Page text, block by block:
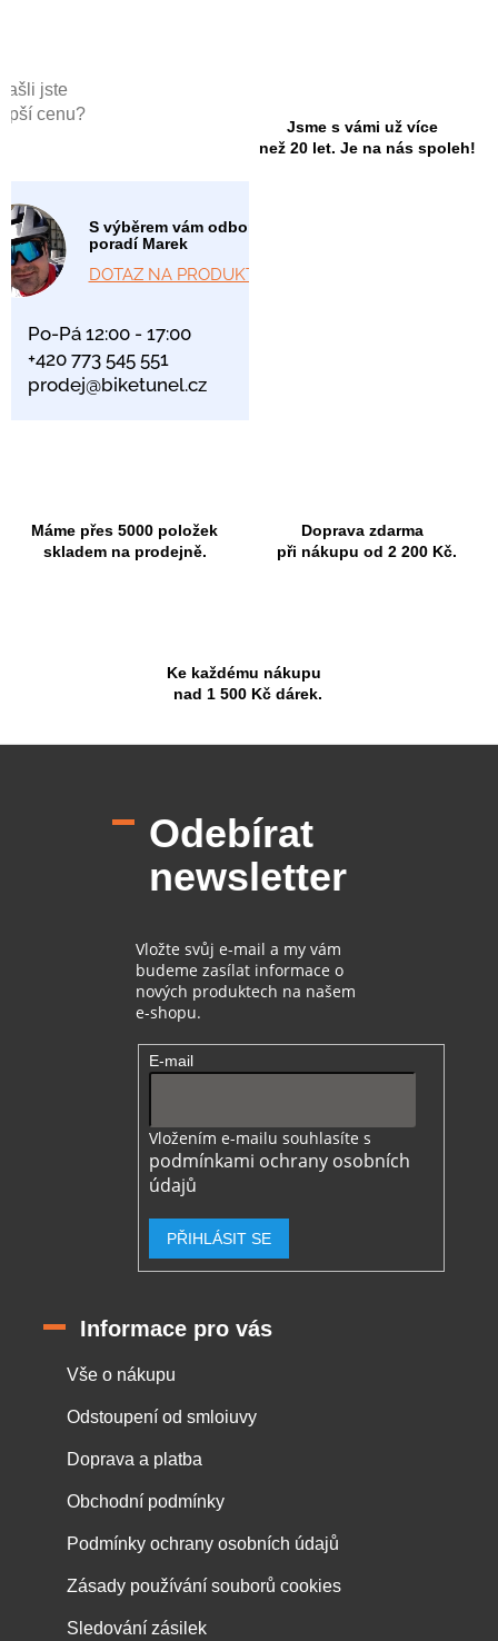
jste
cenu?
S výběrem vám odborně
poradí Marek
DOTAZ NA PRODUKT
Po-Pá 12:00 - 17:00
+420 773 545 551
prodej@biketunel.cz
Jsme s vámi už více
než 20 let. Je na nás spoleh!
Máme přes 5000 položek
skladem na prodejně.
Doprava zdarma
při nákupu od 2 200 Kč.
Ke každému nákupu
nad 1 500 Kč dárek.
Odebírat
newsletter
Vložte svůj e-mail a my vám
budeme zasílat informace o
nových produktech na našem
e-shopu.
E-mail
Vložením e-mailu souhlasíte s
podmínkami ochrany osobních
údajů
PŘIHLÁSIT SE
Informace pro vás
Vše o nákupu
Odstoupení od smloiuvy
Doprava a platba
Obchodní podmínky
Podmínky ochrany osobních údajů
Zásady používání souborů cookies
Sledování zásilek